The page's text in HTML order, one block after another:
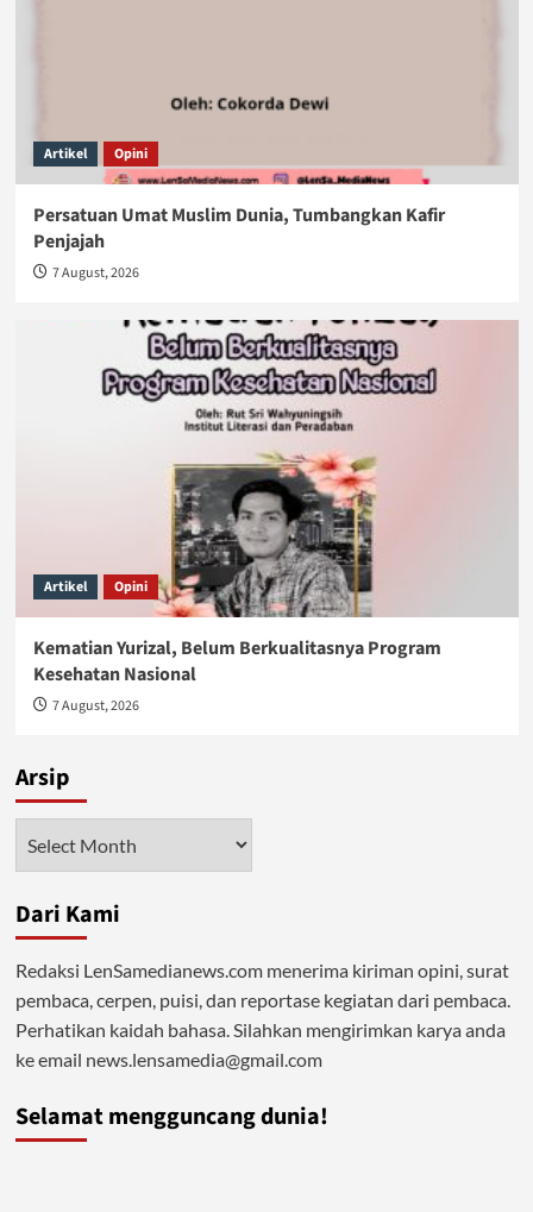
Artikel Opini
Persatuan Umat Muslim Dunia, Tumbangkan Kafir
Penjajah
7 August, 2026
Artikel Opini
Kematian Yurizal, Belum Berkualitasnya Program
Kesehatan Nasional
7 August, 2026
Arsip
Dari Kami
Redaksi LenSamedianews.com menerima kiriman opini, surat
pembaca, cerpen, puisi, dan reportase kegiatan dari pembaca.
Perhatikan kaidah bahasa. Silahkan mengirimkan karya anda
ke email news.lensamedia@gmail.com
Selamat mengguncang dunia!